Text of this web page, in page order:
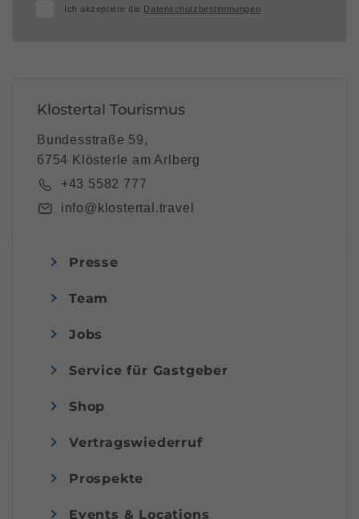
Ich akzeptiere die Datenschutzbestimmungen
Klostertal Tourismus
Bundesstraße 59,
6754 Klösterle am Arlberg
+43 5582 777
info@klostertal.travel
Presse
Team
Jobs
Service für Gastgeber
Shop
Vertragswiederruf
Prospekte
Events & Locations